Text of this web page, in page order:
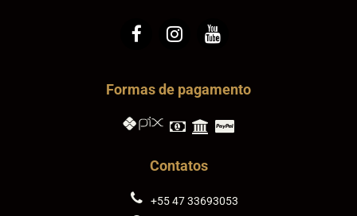
Formas de pagamento
Contatos
+55 47 33693053